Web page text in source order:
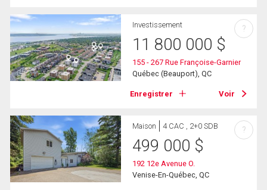
Investissement
11 800 000 $
155 - 267 Rue Françoise-Garnier
Québec (Beauport), QC
Enregistrer Voir
?
Maison 4 CAC , 2+0 SDB
499 000 $
192 12e Avenue O.
Venise-En-Québec, QC
?